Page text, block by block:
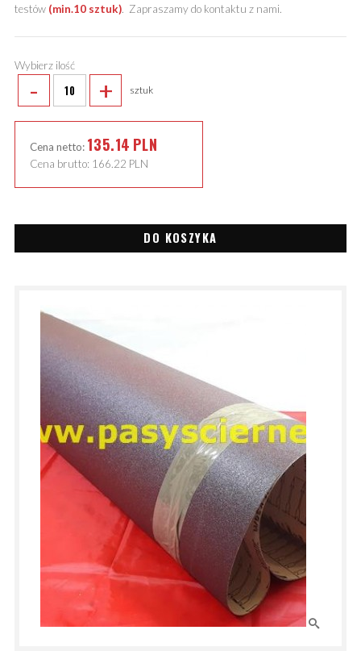
testów (min.10 sztuk). Zapraszamy do kontaktu z nami.
Wybierz ilość
- + sztuk
Cena netto: 135.14 PLN
Cena brutto: 166.22 PLN
DO KOSZYKA